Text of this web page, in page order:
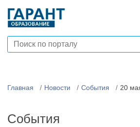
Главная Новости События 20
События